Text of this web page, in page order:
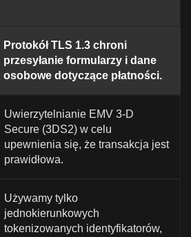
Protokół TLS 1.3 chroni
przesyłanie formularzy i dane
osobowe dotyczące płatności.
Uwierzytelnianie EMV 3-D
Secure (3DS2) w celu
upewnienia się, że transakcja jest
prawidłowa.
Używamy tylko
jednokierunkowych
tokenizowanych identyfikatorów,